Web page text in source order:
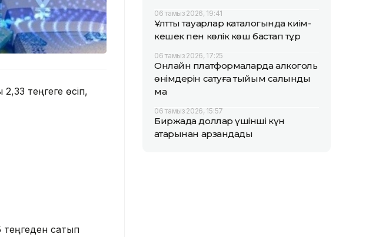
теңгеге өсіп,
сатып
06 тамыз 2026, 19:41
Ұлттық тауарлар каталогында киім-
кешек пен көлік көш бастап тұр
06 тамыз 2026, 17:25
Онлайн платформаларда алкоголь
өнімдерін сатуға тыйым салынды
ма
06 тамыз 2026, 15:57
Биржада доллар үшінші күн
қатарынан арзандады